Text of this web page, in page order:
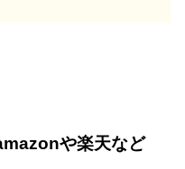
や楽天など